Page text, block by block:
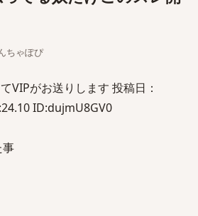
ちゃぽぴ
VIPがお送りします 投稿日：
ID:dujmU8GV0
事